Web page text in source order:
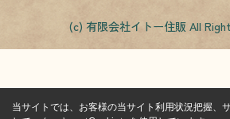
(c) 有限会社イトー住販 All
当サイトでは、お客様の当サイト利用状況把握、